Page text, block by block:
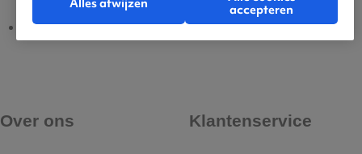
Bristol - Eindhoven Eindhoven - Bristol
Over ons Klantenservice
accepteren